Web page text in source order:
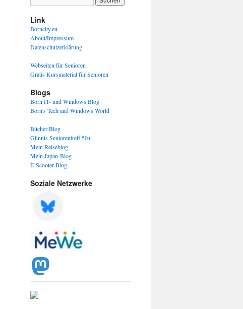
Link
Borncity.eu
About/Impressum
Datenschutzerklärung
Webseiten für Senioren
Gratis Kursmaterial für Senioren
Blogs
Born IT- und Windows Blog
Born's Tech and Windows World
Bücher-Blog
Günnis Seniorentreff 50+
Mein Reiseblog
Mein Japan-Blog
E-Scooter-Blog
Soziale Netzwerke